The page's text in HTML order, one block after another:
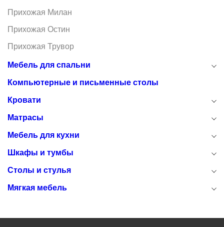
Прихожая Милан
Прихожая Остин
Прихожая Трувор
Мебель для спальни
Компьютерные и письменные столы
Кровати
Матрасы
Мебель для кухни
Шкафы и тумбы
Столы и стулья
Мягкая мебель